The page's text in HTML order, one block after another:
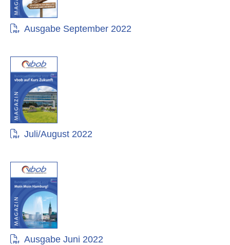
Ausgabe September 2022
Juli/August 2022
Ausgabe Juni 2022